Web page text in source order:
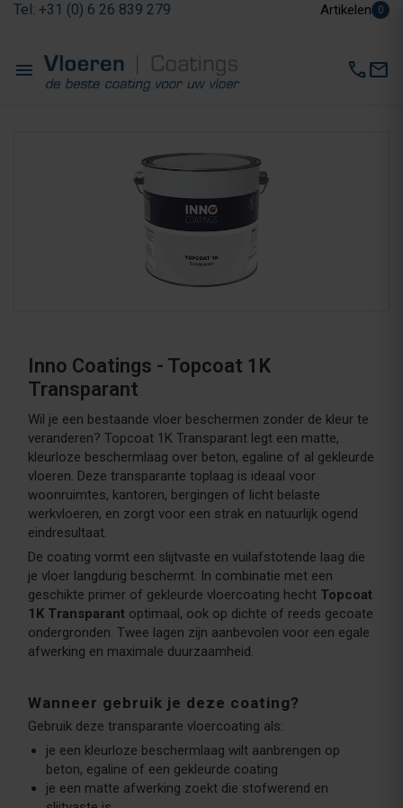
Tel: +31 (0) 6 26 839 279 Artikelen 0
menu callmail
Inno Coatings - Topcoat 1K
Transparant
Wil je een bestaande vloer beschermen zonder de kleur te
veranderen? Topcoat 1K Transparant legt een matte,
kleurloze beschermlaag over beton, egaline of al gekleurde
vloeren. Deze transparante toplaag is ideaal voor
woonruimtes, kantoren, bergingen of licht belaste
werkvloeren, en zorgt voor een strak en natuurlijk ogend
eindresultaat.
De coating vormt een slijtvaste en vuilafstotende laag die
je vloer langdurig beschermt. In combinatie met een
geschikte primer of gekleurde vloercoating hecht Topcoat
1K Transparant optimaal, ook op dichte of reeds gecoate
ondergronden. Twee lagen zijn aanbevolen voor een egale
afwerking en maximale duurzaamheid.
Wanneer gebruik je deze coating?
Gebruik deze transparante vloercoating als:
je een kleurloze beschermlaag wilt aanbrengen op
beton, egaline of een gekleurde coating
je een matte afwerking zoekt die stofwerend en